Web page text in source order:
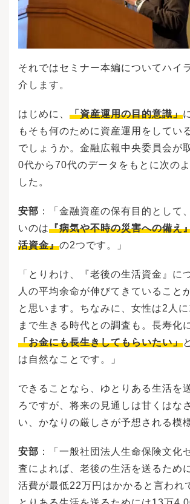
それではセミナー本編についてハイ
介します。
はじめに、 「資産運用の目的意識」
もそも何のために資産運用をしてい
でしょうか。金融広報中央委員会が
0代から70代のデータをもとに次の
した。
安部 ：「金融資産の保有目的として
いのは『病気や不時の災害への備え
活資金』の2つです。」
「とりわけ、『老後の生活資金』に
人の平均余命が伸びてきていること
と思います。ちなみに、女性は2人
まで生きる時代との調査も。長寿化
「お金にも長生きしてもらいたい」
は自然なことです。」
できることなら、ゆとりある生活を
ろですが、将来の見通しは甘くはな
い、かなりの厳しさが予想される模
安部 ：「一般社団法人生命保険文化
査によれば、老後の生活を送るため
活費が最低22万円はかかると言われ